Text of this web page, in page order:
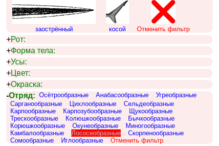
заострённый косой Отменить фильтр
+Рот:
+Форма тела:
+Усы:
+Цвет:
+Окраска:
-Отряд: Осётрообразные Анабасообразные
Угреобразные
Сарганообразные
Цихлообразные
Сельдеобразные
Карпообразные
Карпозубообразные
Щукообразные
Трескообразные
Колюшкообразные
Бычкообразные
Корюшкообразные
Окунеобразные
Миногообразные
Камбалообразные
Лососеобразные
Скорпенообразные
Сомообразные
Иглообразные Отменить фильтр